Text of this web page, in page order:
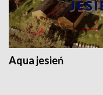
Aqua jesień